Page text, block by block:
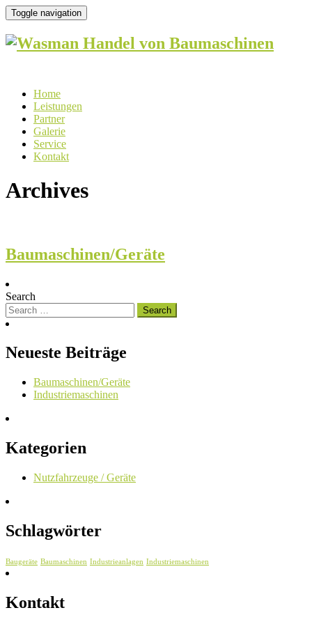
Toggle navigation
Home
Leistungen
Partner
Galerie
Service
Kontakt
Archives
Baumaschinen/Geräte
Search
Neueste Beiträge
Baumaschinen/Geräte
Industriemaschinen
Kategorien
Nutzfahrzeuge / Geräte
Schlagwörter
Baugeräte Baumaschinen Industrieanlagen Industriemaschinen
Kontakt